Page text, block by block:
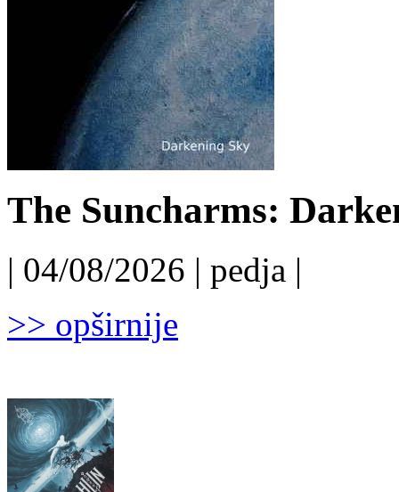
The Suncharms:
| 04/08/2026 | pedja |
>> opširnije